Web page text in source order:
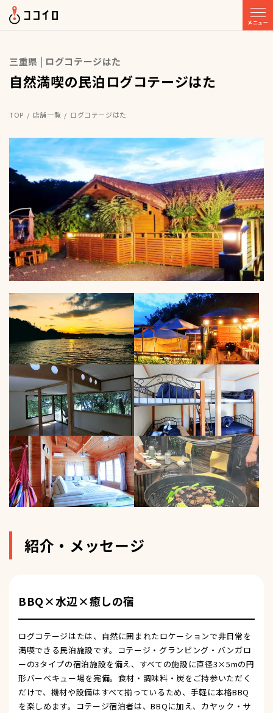
メニュー
三重県 | ログコテージはた
自然満喫の民泊ログコテージはた
TOP 店舗一覧 ログコテージはた
紹介・メッセージ
BBQ×水辺×癒しの宿
ログコテージはたは、自然に囲まれたロケーションで非日常を
満喫できる民泊施設です。コテージ・グランピング・バンガロ
ーの3タイプの宿泊施設を備え、すべての施設に直径3×5mの円
形バーベキュー場を完備。食材・調味料・炭をご持参いただく
だけで、機材や設備はすべて揃っているため、手軽に本格BBQ
を楽しめます。コテージ宿泊者は、BBQに加え、カヤック・サ